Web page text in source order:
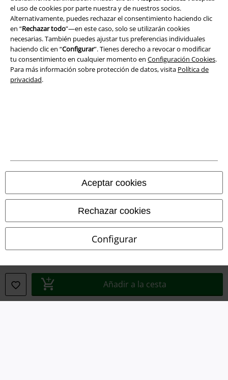
el uso de cookies por parte nuestra y de nuestros socios.
Alternativamente, puedes rechazar el consentimiento haciendo clic
en “Rechazar todo”—en este caso, solo se utilizarán cookies
necesarias. También puedes ajustar tus preferencias individuales
haciendo clic en “Configurar”. Tienes derecho a revocar o modificar
tu consentimiento en cualquier momento en Configuración Cookies.
Para más información sobre protección de datos, visita Política de
privacidad.
Aceptar cookies
Rechazar cookies
Configurar
Añadir a la cesta
Seguridad
Términos y Condiciones
Eliminación de residuos y protección del medioambiente
Declaración de Conformidad